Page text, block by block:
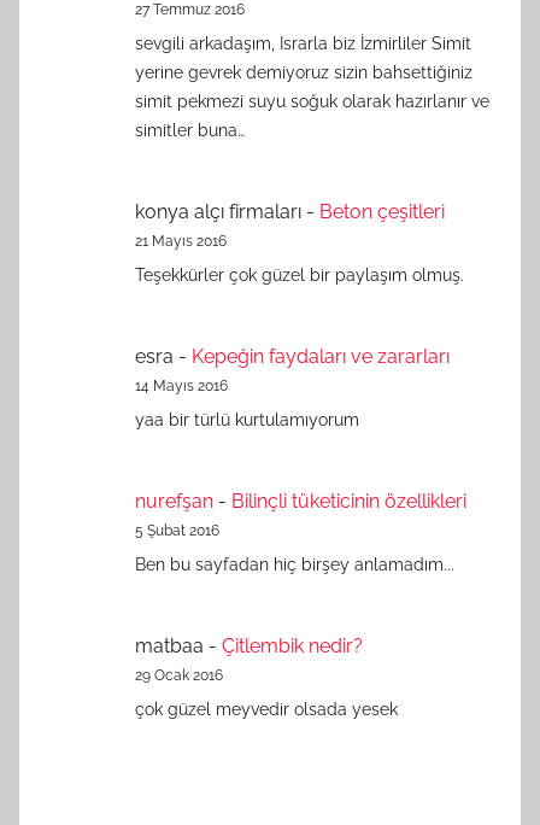
27 Temmuz 2016
sevgili arkadaşım, Israrla biz İzmirliler Simit
yerine gevrek demiyoruz sizin bahsettiğiniz
simit pekmezi suyu soğuk olarak hazırlanır ve
simitler buna…
konya alçı firmaları - Beton çeşitleri
21 Mayıs 2016
Teşekkürler çok güzel bir paylaşım olmuş.
esra - Kepeğin faydaları ve zararları
14 Mayıs 2016
yaa bir türlü kurtulamıyorum
nurefşan - Bilinçli tüketicinin özellikleri
5 Şubat 2016
Ben bu sayfadan hiç birşey anlamadım...
matbaa - Çitlembik nedir?
29 Ocak 2016
çok güzel meyvedir olsada yesek